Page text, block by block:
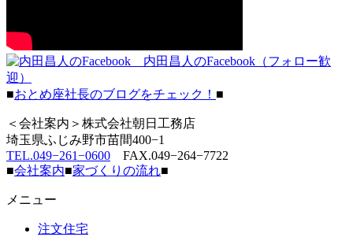
内田昌人のFacebook（フォロー歓
迎）
■おとめ座社長のブログをチェック！ ■
＜会社案内＞株式会社朝日工務店
埼玉県ふじみ野市苗間400−1
TEL.049−261−0600 FAX.049−264−7722
■会社案内■家づくりの流れ■
メニュー
注文住宅